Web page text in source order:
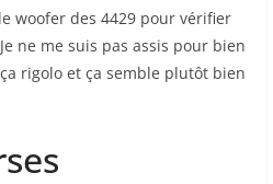
woofer des 4429 pour vérifier
ne me suis pas assis pour bien
rigolo et ça semble plutôt bien